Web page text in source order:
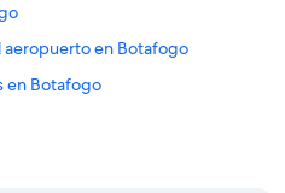
aeropuerto en Botafogo
en Botafogo